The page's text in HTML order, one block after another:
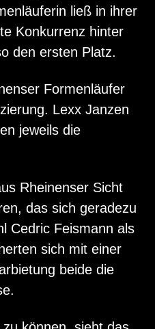
ließ in ihrer
Konkurrenz hinter
den ersten Platz.
Formenläufer
Lexx Janzen
jeweils die
Rheinenser Sicht
das sich geradezu
Cedric Feismann als
sich mit einer
beide die